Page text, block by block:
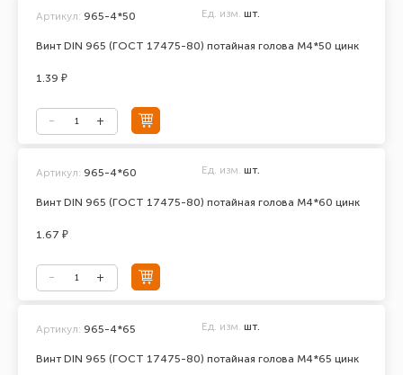
Винт DIN 965 (ГОСТ 17475-80) потайная голова М4*50 цинк
Артикул: 965-4*50 Ед. изм. шт.
1.39 ₽
Винт DIN 965 (ГОСТ 17475-80) потайная голова М4*60 цинк
Артикул: 965-4*60 Ед. изм. шт.
1.67 ₽
Винт DIN 965 (ГОСТ 17475-80) потайная голова М4*65 цинк
Артикул: 965-4*65 Ед. изм. шт.